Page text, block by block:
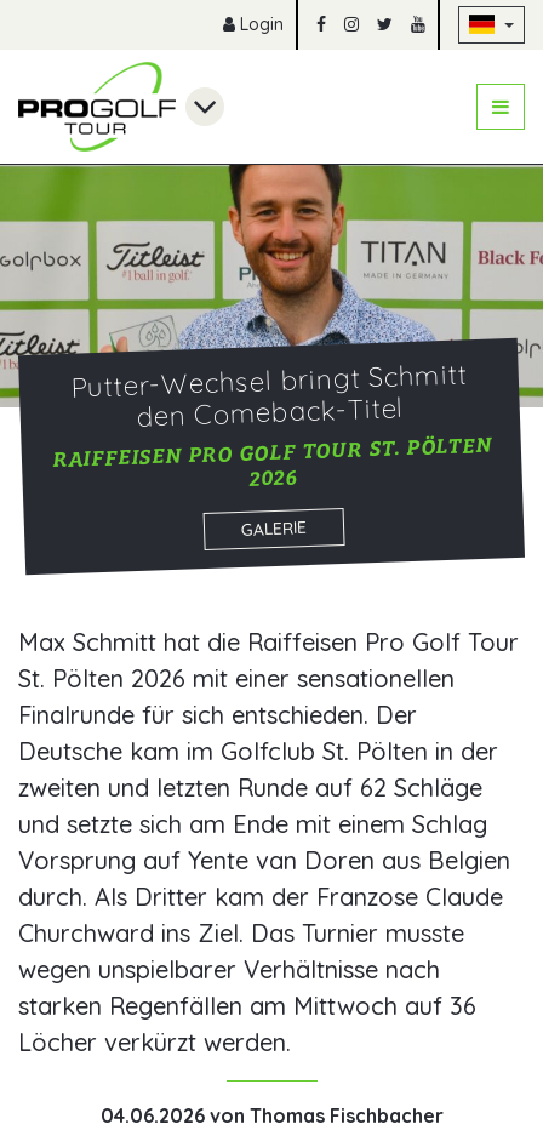
Login
Putter-Wechsel bringt Schmitt
den Comeback-Titel
RAIFFEISEN PRO GOLF TOUR ST. PÖLTEN
2026
GALERIE
Max Schmitt hat die Raiffeisen Pro Golf Tour
St. Pölten 2026 mit einer sensationellen
Finalrunde für sich entschieden. Der
Deutsche kam im Golfclub St. Pölten in der
zweiten und letzten Runde auf 62 Schläge
und setzte sich am Ende mit einem Schlag
Vorsprung auf Yente van Doren aus Belgien
durch. Als Dritter kam der Franzose Claude
Churchward ins Ziel. Das Turnier musste
wegen unspielbarer Verhältnisse nach
starken Regenfällen am Mittwoch auf 36
Löcher verkürzt werden.
04.06.2026von Thomas Fischbacher